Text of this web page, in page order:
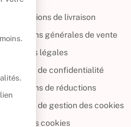
Informations de livraison
Conditions générales de vente
Mentions légales
Politique de confidentialité
Conditions de réductions
Politique de gestion des cookies
Gérer vos cookies